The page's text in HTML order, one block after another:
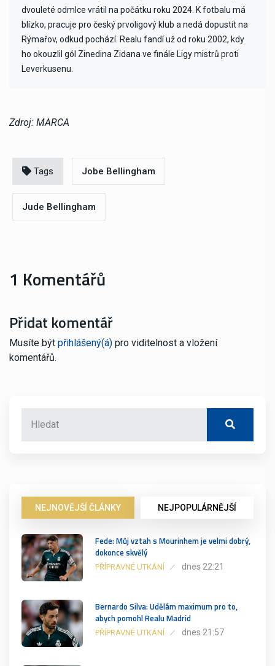
dvouleté odmlce vrátil na počátku roku 2024. K fotbalu má
blízko, pracuje pro český prvoligový klub a nedá dopustit na
Rýmařov, odkud pochází. Realu fandí už od roku 2002, kdy
ho okouzlil gól Zinedina Zidana ve finále Ligy mistrů proti
Leverkusenu.
Zdroj: MARCA
Tags Jobe Bellingham
Jude Bellingham
1 Komentářů
Přidat komentář
Musíte být přihlášený(á) pro viditelnost a vložení
komentářů.
NEJNOVĚJŠÍ ČLÁNKY NEJPOPULÁRNĚJŠÍ
Fede: Můj vztah s Mourinhem je velmi dobrý,
dokonce skvělý
PŘÍPRAVNÉ UTKÁNÍ dnes 22:21
Bernardo Silva: Udělám maximum pro to,
abych pomohl Realu Madrid
PŘÍPRAVNÉ UTKÁNÍ dnes 21:57